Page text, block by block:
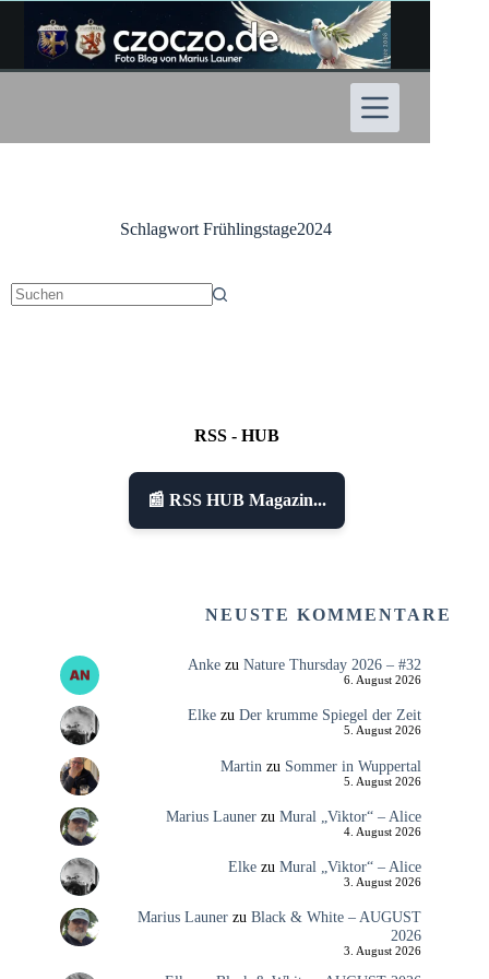
Inhalt
springen
Schlagwort Frühlingstage2024
RSS - HUB
📰 RSS HUB Magazin...
NEUSTE KOMMENTARE
Ankezu Nature Thursday 2026 – #32
6. August 2026
Elkezu Der krumme Spiegel der Zeit
5. August 2026
Martin zu Sommer in Wuppertal
5. August 2026
Marius Launerzu Mural „Viktor“ – Alice
4. August 2026
Elkezu Mural „Viktor“ – Alice
3. August 2026
Marius Launerzu Black & White – AUGUST
2026
3. August 2026